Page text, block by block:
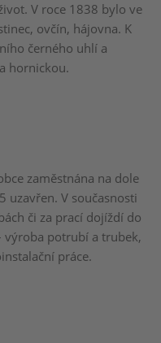
V roce 1838 bylo ve
ovčín, hájovna. K
černého uhlí a
hornickou.
zaměstnána na dole
uzavřen. V současnosti
či za prací dojíždí do
výroba potrubí a trubek,
práce.